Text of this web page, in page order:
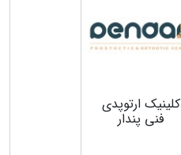
کلینیک ارتوپدی
فنی پندار